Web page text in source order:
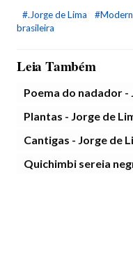
#.Jorge de Lima
brasileira
Leia Também
Poema do nadador -
Plantas - Jorge de
Cantigas - Jorge de
Quichimbi sereia